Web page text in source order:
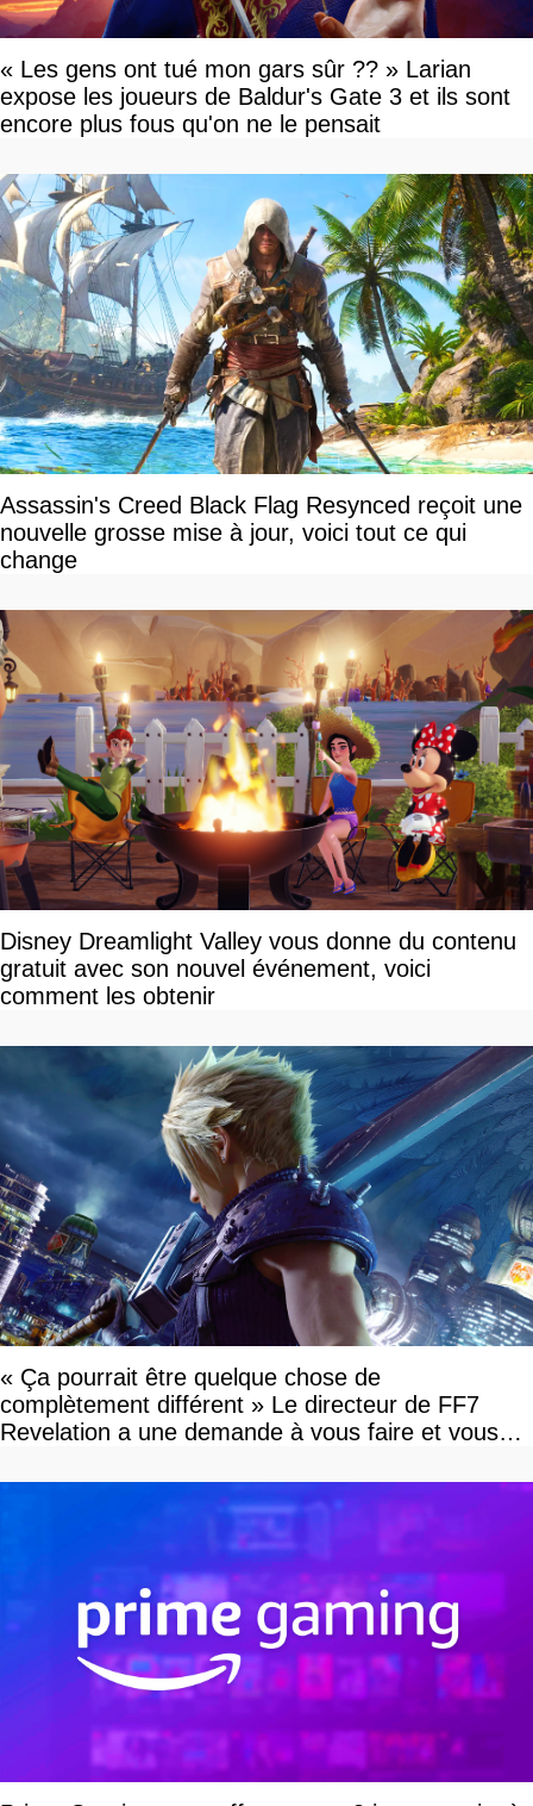
« Les gens ont tué mon gars sûr ?? » Larian
expose les joueurs de Baldur's Gate 3 et ils sont
encore plus fous qu'on ne le pensait
Assassin's Creed Black Flag Resynced reçoit une
nouvelle grosse mise à jour, voici tout ce qui
change
Disney Dreamlight Valley vous donne du contenu
gratuit avec son nouvel événement, voici
comment les obtenir
« Ça pourrait être quelque chose de
complètement différent » Le directeur de FF7
Revelation a une demande à vous faire et vous